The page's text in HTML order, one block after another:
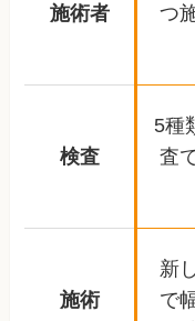
施術者
つ
検査
5種
査
施術
新
で